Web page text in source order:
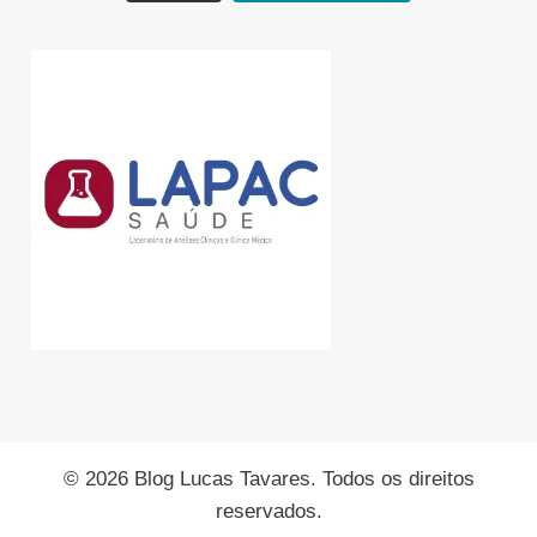
© 2026 Blog Lucas Tavares. Todos os direitos
reservados.